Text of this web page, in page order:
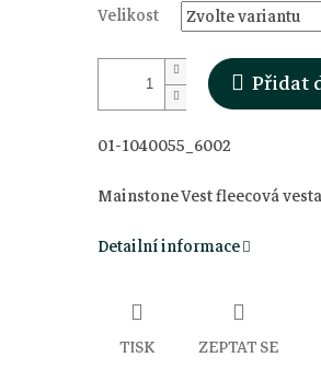
Velikost
Přidat
01-1040055_6002
Mainstone Vest fleecová
Detailní informace
TISK ZEPTAT SE